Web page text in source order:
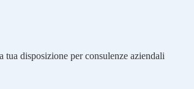
disposizione per consulenze aziendali